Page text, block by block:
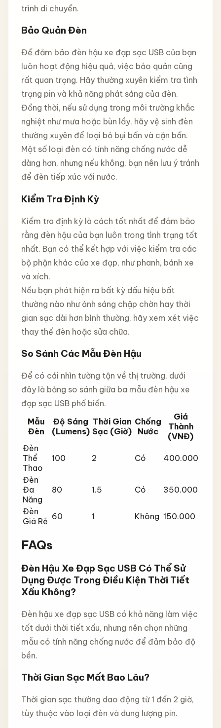
trình di chuyển.
Bảo Quản Đèn
Để đảm bảo đèn hậu xe đạp sạc USB của bạn
luôn hoạt động hiệu quả, việc bảo quản cũng
rất quan trọng. Hãy thường xuyên kiểm tra tình
trạng pin và khả năng phát sáng của đèn.
Đồng thời, nếu sử dụng trong môi trường khắc
nghiệt như mưa hoặc bùn lầy, hãy vệ sinh đèn
thường xuyên để loại bỏ bụi bẩn và cặn bẩn.
Một số loại đèn có tính năng chống nước dễ
dàng hơn, nhưng nếu không, bạn nên lưu ý tránh
để đèn tiếp xúc với nước.
Kiểm Tra Định Kỳ
Kiểm tra định kỳ là cách tốt nhất để đảm bảo
rằng đèn hậu của bạn luôn trong tình trạng tốt
nhất. Bạn có thể kết hợp với việc kiểm tra các
bộ phận khác của xe đạp, như phanh, bánh xe
và xích.
Nếu bạn phát hiện ra bất kỳ dấu hiệu bất
thường nào như ánh sáng chập chờn hay thời
gian sạc dài hơn bình thường, hãy xem xét việc
thay thế đèn hoặc sửa chữa.
So Sánh Các Mẫu Đèn Hậu
Để có cái nhìn tường tận về thị trường, dưới
đây là bảng so sánh giữa ba mẫu đèn hậu xe
đạp sạc USB phổ biến.
Mẫu
Đèn
Độ Sáng
(Lumens)
Thời Gian
Sạc (Giờ)
Chống
Nước
Giá
Thành
(VNĐ)
Đèn
Thể
Thao
100 2 Có 400.000
Đèn
Đa
Năng
80 1.5 Có 350.000
Đèn
Giá Rẻ 60 1 Không 150.000
FAQs
Đèn Hậu Xe Đạp Sạc USB Có Thể Sử
Dụng Được Trong Điều Kiện Thời Tiết
Xấu Không?
Đèn hậu xe đạp sạc USB có khả năng làm việc
tốt dưới thời tiết xấu, nhưng nên chọn những
mẫu có tính năng chống nước để đảm bảo độ
bền.
Thời Gian Sạc Mất Bao Lâu?
Thời gian sạc thường dao động từ 1 đến 2 giờ,
tùy thuộc vào loại đèn và dung lượng pin.